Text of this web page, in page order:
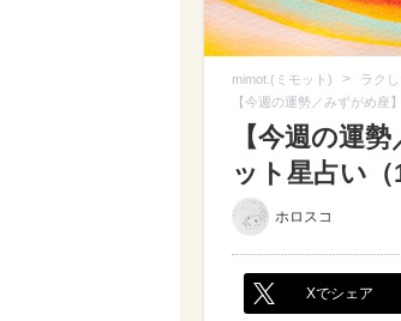
mimot.(ミモット) > ラク
【今週の運勢／みずがめ座
【今週の運
ット星占い（
ホロスコ
Xでシェア